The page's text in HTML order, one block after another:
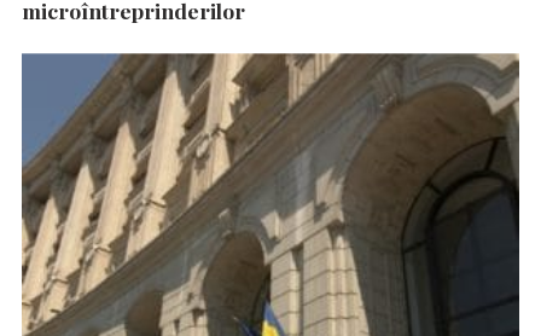
microîntreprinderilor